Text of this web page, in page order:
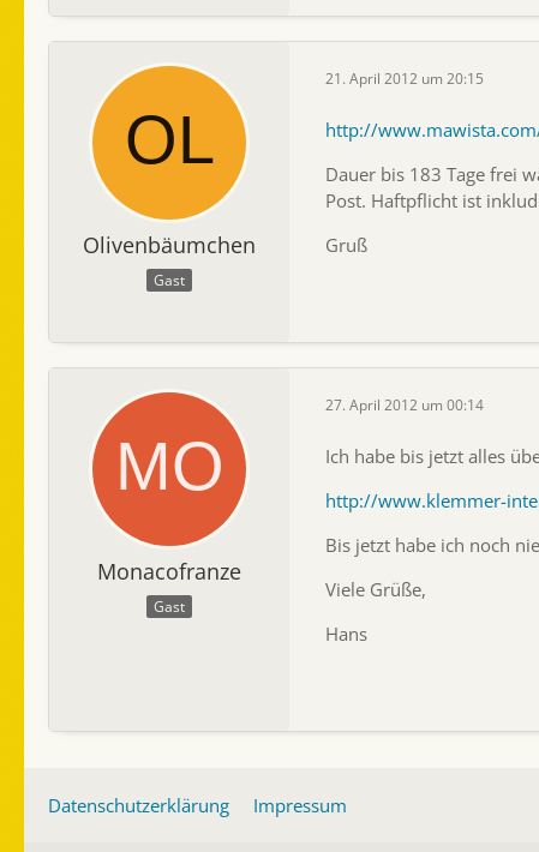
Olivenbäumchen
Gast
21. April 2012 um 20:15
http://
Dauer bis 183 Tage frei
Post. Haftpflicht ist
Gruß
Monacofranze
Gast
27. April 2012 um 00:14
Ich habe bis jetzt alles
http://www.klemmer-
Bis jetzt habe ich noch
Viele Grüße,
Hans
Datenschutzerklärung Impressum